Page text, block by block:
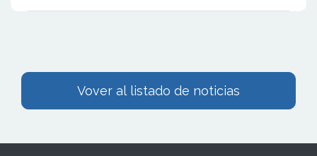
Vover al listado de noticias